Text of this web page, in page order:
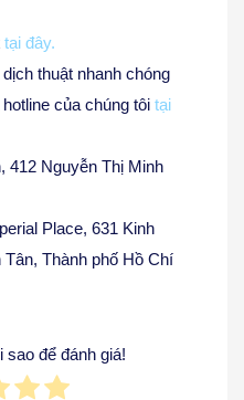
tại đây.
thuật nhanh chóng
của chúng tôi tại
412 Nguyễn Thị Minh
Place, 631 Kinh
Thành phố Hồ Chí
sao để đánh giá!